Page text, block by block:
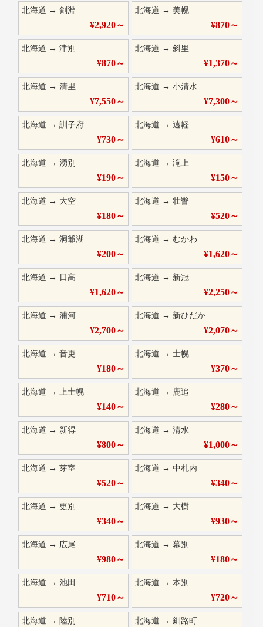
北海道 → 剣淵
¥2,920～
北海道 → 美幌
¥870～
北海道 → 津別
¥870～
北海道 →斜里
¥1,370～
北海道 → 清里
¥7,550～
北海道 →小清水
¥7,300～
北海道 → 訓子府
¥730～
北海道 →遠軽
¥610～
北海道 → 湧別
¥190～
北海道 →滝上
¥150～
北海道 → 大空
¥180～
北海道 →壮瞥
¥520～
北海道 → 洞爺湖
¥200～
北海道 →むかわ
¥1,620～
北海道 → 日高
¥1,620～
北海道 → 新冠
¥2,250～
北海道 → 浦河
¥2,700～
北海道 → 新ひだか
¥2,070～
北海道 → 音更
¥180～
北海道 →士幌
¥370～
北海道 → 上士幌
¥140～
北海道 → 鹿追
¥280～
北海道 → 新得
¥800～
北海道 →清水
¥1,000～
北海道 → 芽室
¥520～
北海道 →中札内
¥340～
北海道 → 更別
¥340～
北海道 → 大樹
¥930～
北海道 → 広尾
¥980～
北海道 →幕別
¥180～
北海道 → 池田
¥710～
北海道 →本別
¥720～
北海道 → 陸別 北海道 →釧路町